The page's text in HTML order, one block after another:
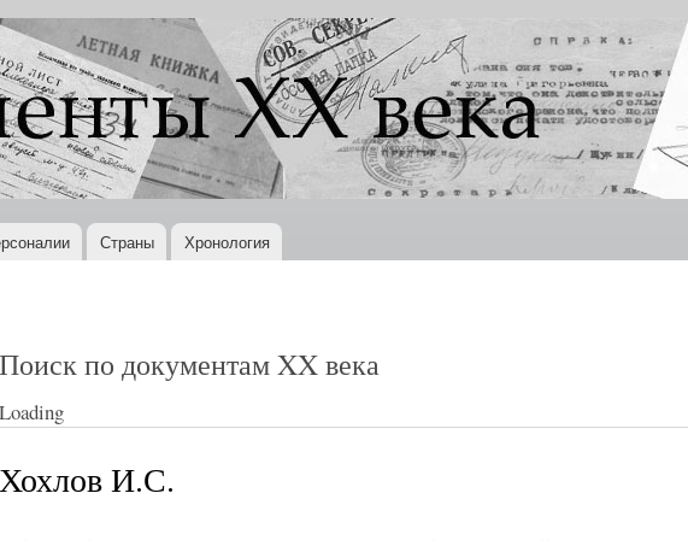
Перейти к
основному
содержанию
Страны Хронология
Поиск по документам XX века
Loading
Хохлов И.С.